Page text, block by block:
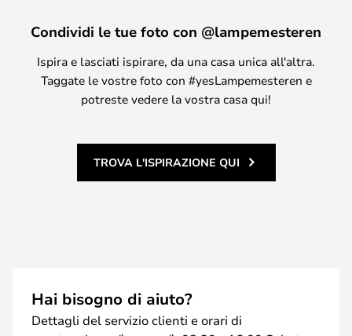
Condividi le tue foto con @lampemesteren
Ispira e lasciati ispirare, da una casa unica all'altra.
Taggate le vostre foto con #yesLampemesteren e
potreste vedere la vostra casa qui!
TROVA L'ISPIRAZIONE QUI
Hai bisogno di aiuto?
Dettagli del servizio clienti e orari di